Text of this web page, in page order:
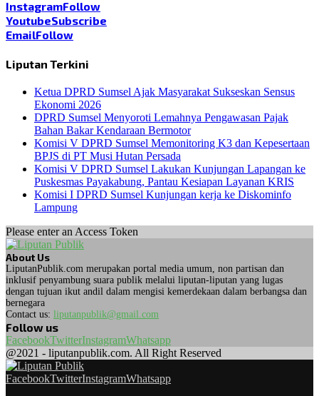
InstagramFollow
YoutubeSubscribe
EmailFollow
Liputan Terkini
Ketua DPRD Sumsel Ajak Masyarakat Sukseskan Sensus
Ekonomi 2026
DPRD Sumsel Menyoroti Lemahnya Pengawasan Pajak
Bahan Bakar Kendaraan Bermotor
Komisi V DPRD Sumsel Memonitoring K3 dan Kepesertaan
BPJS di PT Musi Hutan Persada
Komisi V DPRD Sumsel Lakukan Kunjungan Lapangan ke
Puskesmas Payakabung, Pantau Kesiapan Layanan KRIS
Komisi I DPRD Sumsel Kunjungan kerja ke Diskominfo
Lampung
Please enter an Access Token
About Us
LiputanPublik.com merupakan portal media umum, non partisan dan
inklusif penyambung suara publik melalui liputan-liputan yang lugas
dengan tujuan ikut andil dalam mengisi kemerdekaan dalam berbangsa dan
bernegara
Contact us: liputanpublik@gmail.com
Follow us
FacebookTwitterInstagramWhatsapp
@2021 - liputanpublik.com. All Right Reserved
FacebookTwitterInstagramWhatsapp